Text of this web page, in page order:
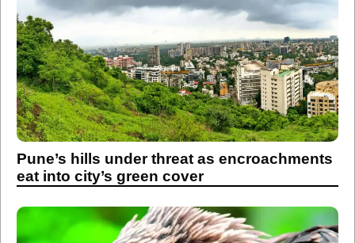
Pune’s hills under threat as encroachments
eat into city’s green cover